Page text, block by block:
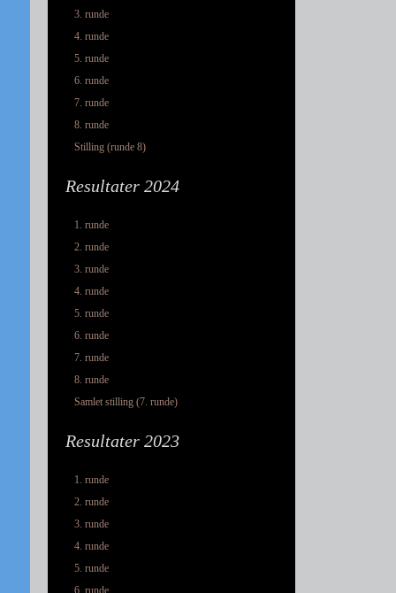
3. runde
4. runde
5. runde
6. runde
7. runde
8. runde
Stilling (runde 8)
Resultater 2024
1. runde
2. runde
3. runde
4. runde
5. runde
6. runde
7. runde
8. runde
Samlet stilling (7. runde)
Resultater 2023
1. runde
2. runde
3. runde
4. runde
5. runde
6. runde